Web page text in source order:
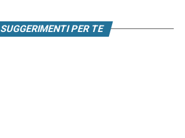
SUGGERIMENTI PER TE